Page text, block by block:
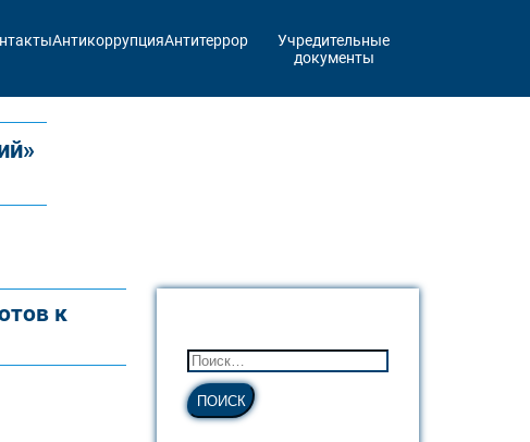
АнтикоррупцияАнтитеррор
Учредительные
документы
к